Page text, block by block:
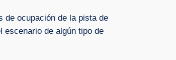
de ocupación de la pista de
escenario de algún tipo de